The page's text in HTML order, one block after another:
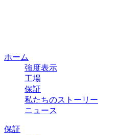
ホーム
強度表示
工場
保証
私たちのストーリー
ニュース
保証